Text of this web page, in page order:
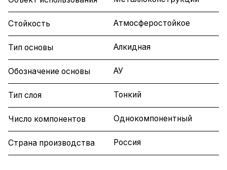
Стойкость Атмосферостойкое
Тип основы Алкидная
Обозначение основы АУ
Тип слоя Тонкий
Число компонентов Однокомпонентный
Страна производства Россия